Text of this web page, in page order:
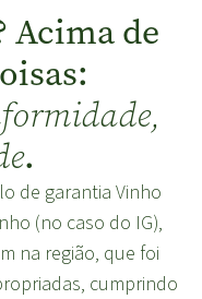
Acima de
.
de garantia Vinho
(no caso do IG),
na região, que foi
cumprindo